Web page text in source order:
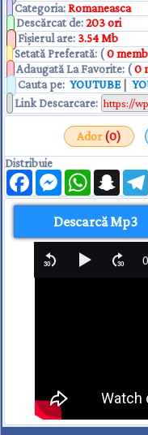
Categoria:Romaneasca
Descărcat de:203 ori
Fişierul are: 3.54 Mb
Setată Preferată: (0
Adaugată La Favorite: (0
Cauta pe: YOUTUBE|
Link Descarcare:
Ador(0)
Distribuie
FacebookMessengerWhatsApp
Descarcă Mp3